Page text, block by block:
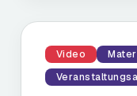
Video